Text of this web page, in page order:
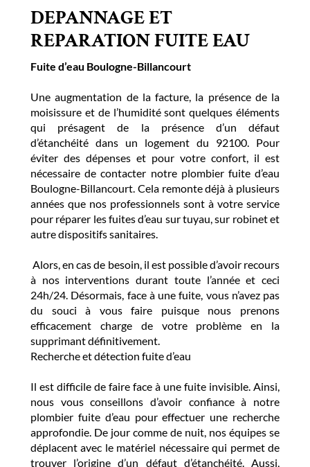
DEPANNAGE ET
REPARATION FUITE EAU
Fuite d’eau Boulogne-Billancourt
Une augmentation de la facture, la présence de la
moisissure et de l’humidité sont quelques éléments
qui présagent de la présence d’un défaut
d’étanchéité dans un logement du 92100. Pour
éviter des dépenses et pour votre confort, il est
nécessaire de contacter notre plombier fuite d’eau
Boulogne-Billancourt. Cela remonte déjà à plusieurs
années que nos professionnels sont à votre service
pour réparer les fuites d’eau sur tuyau, sur robinet et
autre dispositifs sanitaires.
Alors, en cas de besoin, il est possible d’avoir recours
à nos interventions durant toute l’année et ceci
24h/24. Désormais, face à une fuite, vous n’avez pas
du souci à vous faire puisque nous prenons
efficacement charge de votre problème en la
supprimant définitivement.
Recherche et détection fuite d’eau
Il est difficile de faire face à une fuite invisible. Ainsi,
nous vous conseillons d’avoir confiance à notre
plombier fuite d’eau pour effectuer une recherche
approfondie. De jour comme de nuit, nos équipes se
déplacent avec le matériel nécessaire qui permet de
trouver l’origine d’un défaut d’étanchéité. Aussi,